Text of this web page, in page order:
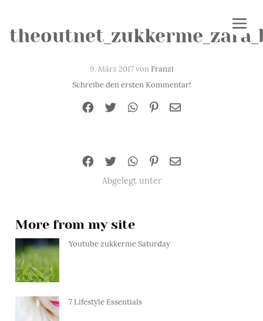
9. März 2017 vonFranzi
Schreibe den ersten Kommentar!
Abgelegt unter
More from my site
Youtube zukkerme Saturday
7 Lifestyle Essentials